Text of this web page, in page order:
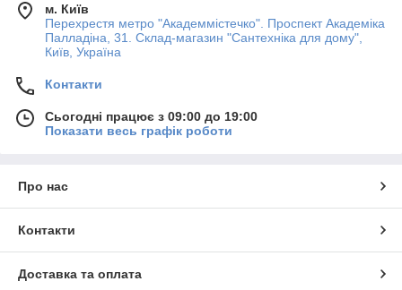
м. Київ
Перехрестя метро "Академмістечко". Проспект Академіка
Палладіна, 31. Склад-магазин "Сантехніка для дому",
Київ, Україна
Контакти
Сьогодні працює з 09:00 до 19:00
Показати весь графік роботи
Про нас
Контакти
Доставка та оплата